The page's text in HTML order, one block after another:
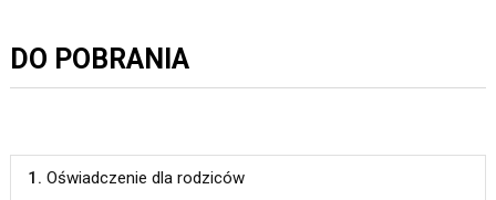
DO POBRANIA
1. Oświadczenie dla rodziców